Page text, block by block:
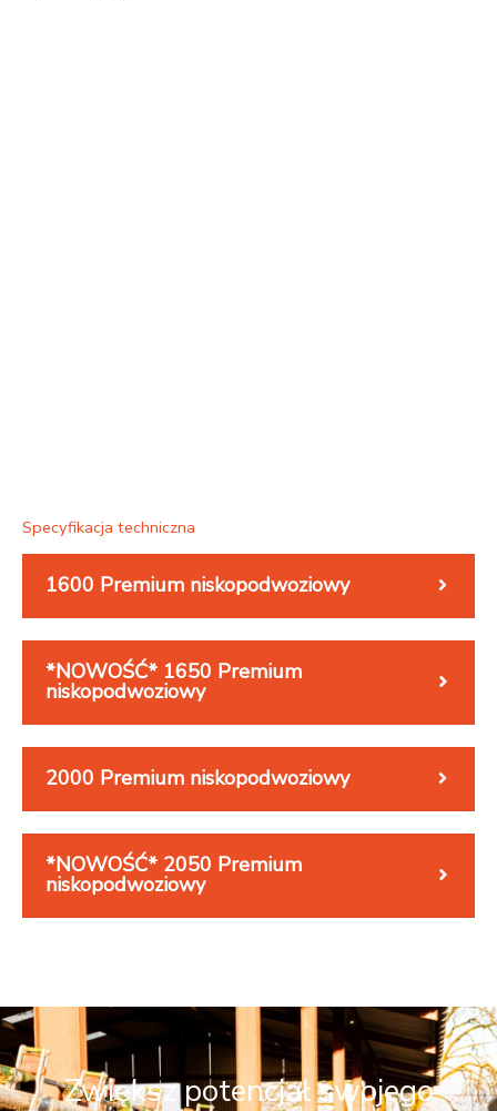
Specyfikacja techniczna
1600 Premium niskopodwoziowy
*NOWOŚĆ* 1650 Premium
niskopodwoziowy
2000 Premium niskopodwoziowy
*NOWOŚĆ* 2050 Premium
niskopodwoziowy
Zwiększ potencjał swojego